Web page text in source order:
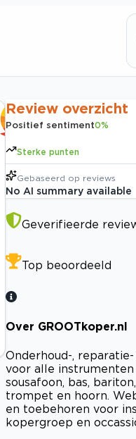
Review overzicht
Positief sentiment0%
Sterke punten
Gebaseerd op reviews
No AI summary available
Geverifieerde
Top beoordeeld
Over GROOTkoper.nl
Onderhoud-,
voor alle
sousafoon, bas,
trompet en hoorn.
en toebehoren voor
kopergroep en